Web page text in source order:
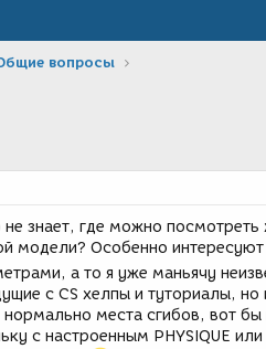
вопросы
знает, где можно посмотреть
модели? Особенно
а то я уже маньячу
с CS хелпы и туториалы,
нормально места сгибов, вот
с настроенным PHYSIQUE